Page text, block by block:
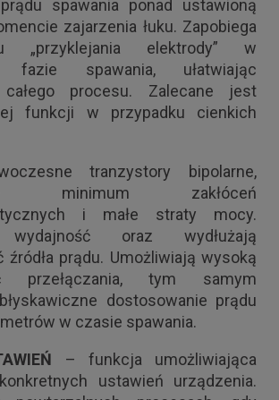
spawania ponad ustawioną
zajarzenia łuku. Zapobiega
„przyklejania elektrody” w
fazie spawania, ułatwiając
procesu. Zalecane jest
funkcji w przypadku cienkich
tranzystory bipolarne,
minimum zakłóceń
i małe straty mocy.
wydajność oraz wydłużają
źródła prądu. Umożliwiają wysoką
przełączania, tym samym
dostosowanie prądu
w czasie spawania.
– funkcja umożliwiająca
ustawień urządzenia.